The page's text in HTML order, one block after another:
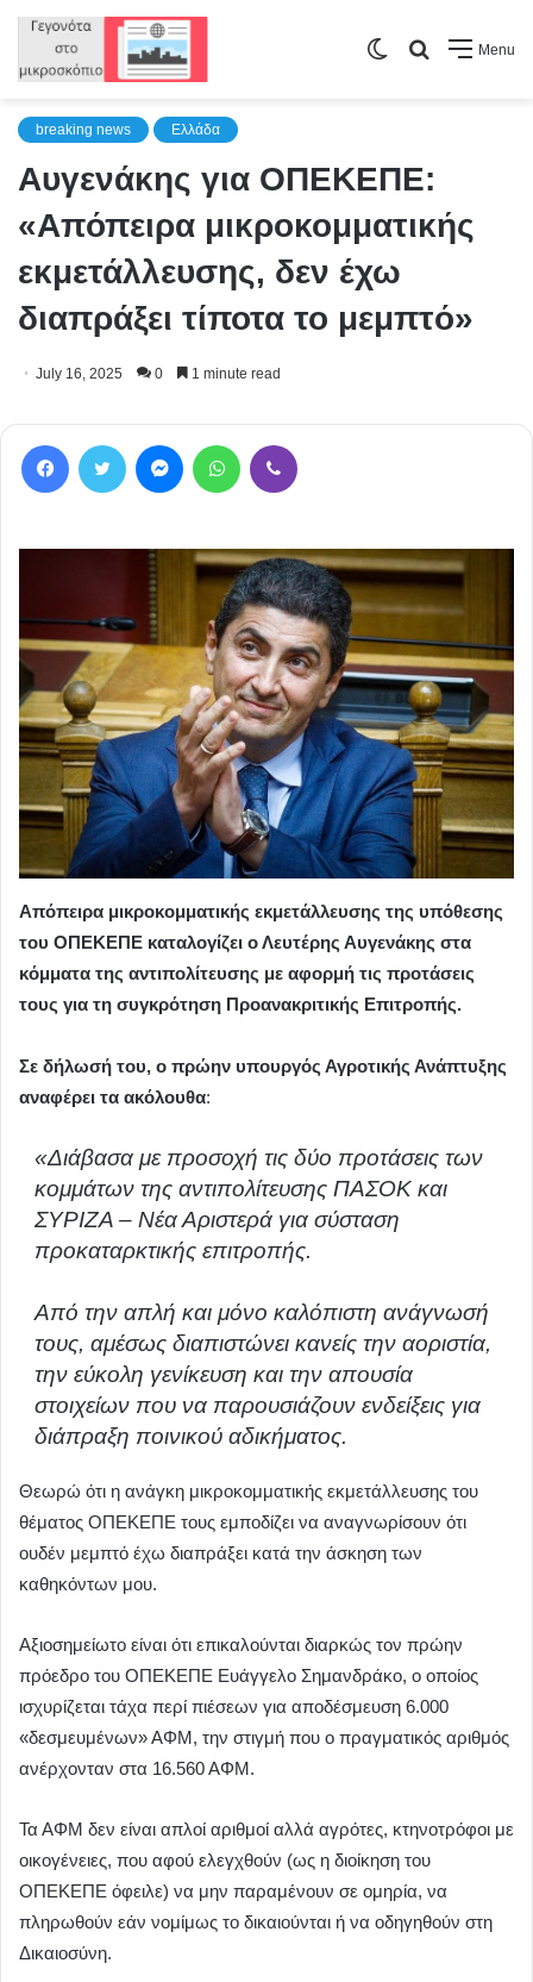
Menu
Search
Switch
breaking news Ελλάδα
Αυγενάκης για ΟΠΕΚΕΠΕ:
«Απόπειρα μικροκομματικής
εκμετάλλευσης, δεν έχω
διαπράξει τίποτα το μεμπτό»
July 16, 2025 0 1 minute read
Facebook Twitter MessengerWhatsApp
Απόπειρα μικροκομματικής εκμετάλλευσης της υπόθεσης
του ΟΠΕΚΕΠΕ καταλογίζει ο Λευτέρης Αυγενάκης στα
κόμματα της αντιπολίτευσης με αφορμή τις προτάσεις
τους για τη συγκρότηση Προανακριτικής Επιτροπής.
Σε δήλωσή του, ο πρώην υπουργός Αγροτικής Ανάπτυξης
αναφέρει τα ακόλουθα:
«Διάβασα με προσοχή τις δύο προτάσεις των
κομμάτων της αντιπολίτευσης ΠΑΣΟΚ και
ΣΥΡΙΖΑ – Νέα Αριστερά για σύσταση
προκαταρκτικής επιτροπής.
Από την απλή και μόνο καλόπιστη ανάγνωσή
τους, αμέσως διαπιστώνει κανείς την αοριστία,
την εύκολη γενίκευση και την απουσία
στοιχείων που να παρουσιάζουν ενδείξεις για
διάπραξη ποινικού αδικήματος.
Θεωρώ ότι η ανάγκη μικροκομματικής εκμετάλλευσης του
θέματος ΟΠΕΚΕΠΕ τους εμποδίζει να αναγνωρίσουν ότι
ουδέν μεμπτό έχω διαπράξει κατά την άσκηση των
καθηκόντων μου.
Αξιοσημείωτο είναι ότι επικαλούνται διαρκώς τον πρώην
πρόεδρο του ΟΠΕΚΕΠΕ Ευάγγελο Σημανδράκο, ο οποίος
ισχυρίζεται τάχα περί πιέσεων για αποδέσμευση 6.000
«δεσμευμένων» ΑΦΜ, την στιγμή που ο πραγματικός αριθμός
ανέρχονταν στα 16.560 ΑΦΜ.
Τα ΑΦΜ δεν είναι απλοί αριθμοί αλλά αγρότες, κτηνοτρόφοι με
οικογένειες, που αφού ελεγχθούν (ως η διοίκηση του
ΟΠΕΚΕΠΕ όφειλε) να μην παραμένουν σε ομηρία, να
πληρωθούν εάν νομίμως το δικαιούνται ή να οδηγηθούν στη
Δικαιοσύνη.